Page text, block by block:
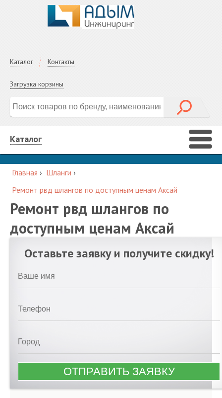
Каталог Контакты
Загрузка корзины
Каталог
Главная › Шланги ›
Ремонт рвд шлангов по доступным ценам Аксай
Ремонт рвд шлангов по
доступным ценам Аксай
Оставьте заявку и получите скидку!